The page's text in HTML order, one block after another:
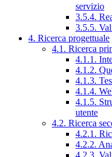
servizio
3.5.4.
3.5.5.
4. Ricerca progettuale
4.1. Ricerca
4.1.1.
4.1.2.
4.1.3.
4.1.4.
4.1.5.
utente
4.2. Ricerca
4.2.1.
4.2.2.
4.2.3.